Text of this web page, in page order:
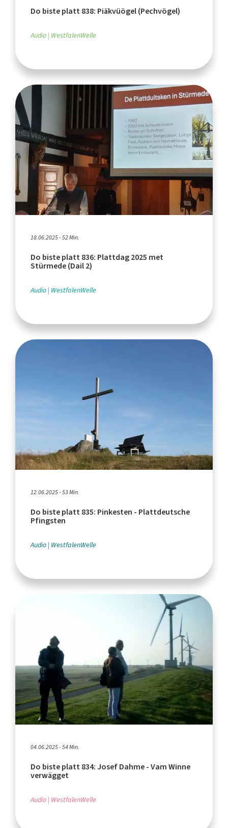
Do biste platt 838: Piäkvüögel (Pechvögel)
Audio WestfalenWelle
18.06.2025 - 52 Min.
Do biste platt 836: Plattdag 2025 met
Stürmede (Dail 2)
Audio WestfalenWelle
12.06.2025 - 53 Min.
Do biste platt 835: Pinkesten - Plattdeutsche
Pfingsten
Audio WestfalenWelle
04.06.2025 - 54 Min.
Do biste platt 834: Josef Dahme - Vam Winne
verwägget
Audio WestfalenWelle